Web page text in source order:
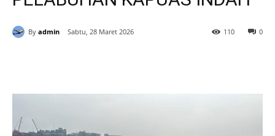
By admin Sabtu, 28 Maret 2026 0
110